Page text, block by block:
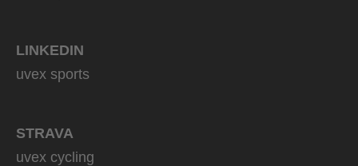
LINKEDIN
uvex sports
STRAVA
uvex cycling